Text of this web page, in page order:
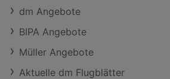
dm Angebote
BIPA Angebote
Müller Angebote
Aktuelle dm Flugblätter